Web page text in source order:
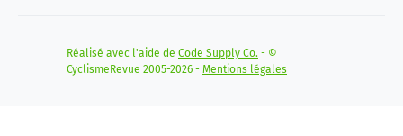
Réalisé avec l'aide de Code Supply Co. - ©
CyclismeRevue 2005-2026 - Mentions légales